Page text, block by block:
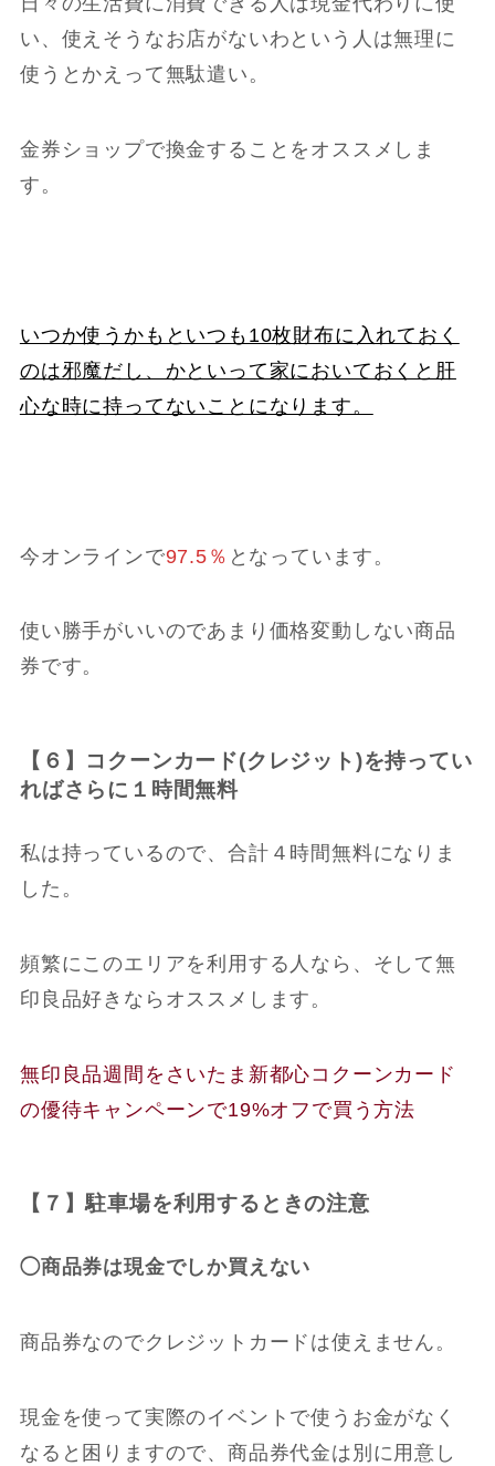
い、使えそうなお店がないわという人は無理に
使うとかえって無駄遣い。
金券ショップで換金することをオススメしま
す。
いつか使うかもといつも10枚財布に入れておく
のは邪魔だし、かといって家においておくと肝
心な時に持ってないことになります。
今オンラインで97.5％ となっています。
使い勝手がいいのであまり価格変動しない商品
券です。
【６】コクーンカード(クレジット)を持ってい
ればさらに１時間無料
私は持っているので、合計４時間無料になりま
した。
頻繁にこのエリアを利用する人なら、そして無
印良品好きならオススメします。
無印良品週間をさいたま新都心コクーンカード
の優待キャンペーンで19%オフで買う方法
【７】駐車場を利用するときの注意
◯商品券は現金でしか買えない
商品券なのでクレジットカードは使えません。
現金を使って実際のイベントで使うお金がなく
なると困りますので、商品券代金は別に用意し